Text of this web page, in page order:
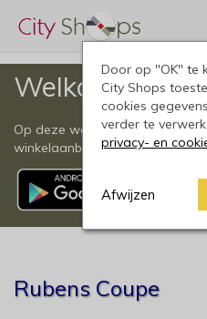
Welkom
Op deze website vindt u een
winkelaanbod in Wierden en
Rubens Coupe
Door op "OK" te
City Shops
cookies
verder te
privacy- en
Afwijzen